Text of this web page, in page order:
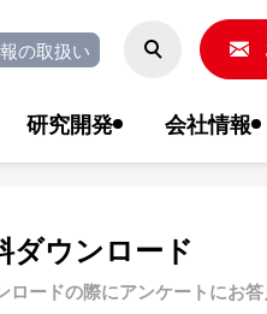
研究開発 会社情報
の取扱い
ダウンロード
ロードの際にアンケートにお